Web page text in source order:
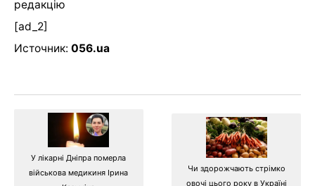
редакцію
[ad_2]
Источник: 056.ua
У лікарні Дніпра померла
військова медикиня Ірина
Чи здорожчають стрімко
овочі цього року в Україні